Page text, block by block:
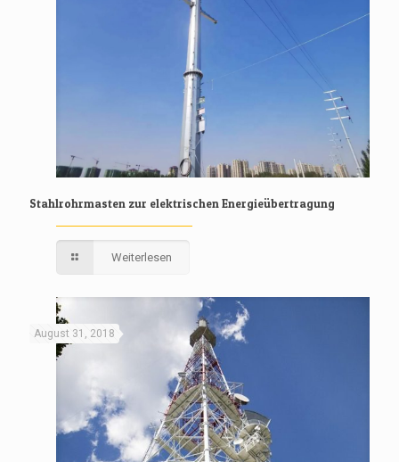
Stahlrohrmasten zur elektrischen Energieübertragung
Weiterlesen
August 31, 2018